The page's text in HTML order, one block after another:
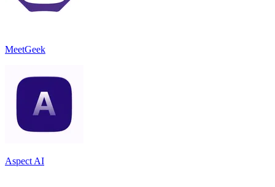
MeetGeek
Aspect AI